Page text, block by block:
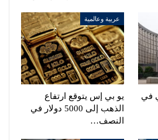
في
عربية وعالمية
يو بي إس يتوقع ارتفاع
الذهب إلى 5000 دولار في
النصف…